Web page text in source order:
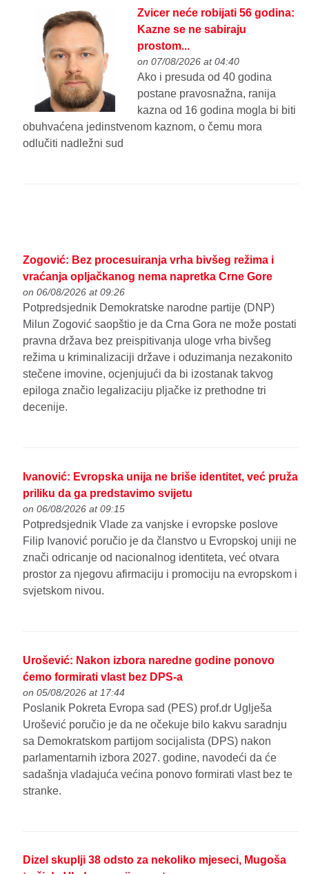
Zvicer neće robijati 56 godina:
Kazne se ne sabiraju
prostom...
on 07/08/2026 at 04:40
Ako i presuda od 40 godina
postane pravosnažna, ranija
kazna od 16 godina mogla bi biti
obuhvaćena jedinstvenom kaznom, o čemu mora
odlučiti nadležni sud
Zogović: Bez procesuiranja vrha bivšeg režima i
vraćanja opljačkanog nema napretka Crne Gore
on 06/08/2026 at 09:26
Potpredsjednik Demokratske narodne partije (DNP)
Milun Zogović saopštio je da Crna Gora ne može postati
pravna država bez preispitivanja uloge vrha bivšeg
režima u kriminalizaciji države i oduzimanja nezakonito
stečene imovine, ocjenjujući da bi izostanak takvog
epiloga značio legalizaciju pljačke iz prethodne tri
decenije.
Ivanović: Evropska unija ne briše identitet, već pruža
priliku da ga predstavimo svijetu
on 06/08/2026 at 09:15
Potpredsjednik Vlade za vanjske i evropske poslove
Filip Ivanović poručio je da članstvo u Evropskoj uniji ne
znači odricanje od nacionalnog identiteta, već otvara
prostor za njegovu afirmaciju i promociju na evropskom i
svjetskom nivou.
Urošević: Nakon izbora naredne godine ponovo
ćemo formirati vlast bez DPS-a
on 05/08/2026 at 17:44
Poslanik Pokreta Evropa sad (PES) prof.dr Uglješa
Urošević poručio je da ne očekuje bilo kakvu saradnju
sa Demokratskom partijom socijalista (DPS) nakon
parlamentarnih izbora 2027. godine, navodeći da će
sadašnja vladajuća većina ponovo formirati vlast bez te
stranke.
Dizel skuplji 38 odsto za nekoliko mjeseci, Mugoša